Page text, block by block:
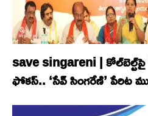
save singareni | కోల్‌బెల్ట్‌పై
ఫోకస్‌.. ‘సేవ్‌ సింగరేణి’ పేరిట